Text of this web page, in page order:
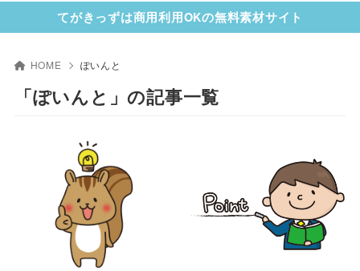
てがきっずは商用利用OKの無料素材サイト
HOME ぽいんと
「ぽいんと」の記事一覧